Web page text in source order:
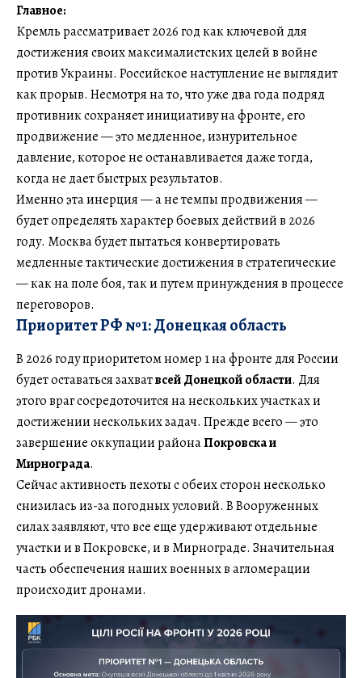
Главное:
Кремль рассматривает 2026 год как ключевой для
достижения своих максималистских целей в войне
против Украины. Российское наступление не выглядит
как прорыв. Несмотря на то, что уже два года подряд
противник сохраняет инициативу на фронте, его
продвижение — это медленное, изнурительное
давление, которое не останавливается даже тогда,
когда не дает быстрых результатов.
Именно эта инерция — а не темпы продвижения —
будет определять характер боевых действий в 2026
году. Москва будет пытаться конвертировать
медленные тактические достижения в стратегические
— как на поле боя, так и путем принуждения в процессе
переговоров.
Приоритет РФ №1: Донецкая область
В 2026 году приоритетом номер 1 на фронте для России
будет оставаться захватвсей Донецкой области. Для
этого враг сосредоточится на нескольких участках и
достижении нескольких задач. Прежде всего — это
завершение оккупации районаПокровска и
Мирнограда.
Сейчас активность пехоты с обеих сторон несколько
снизилась из-за погодных условий. В Вооруженных
силах заявляют, что все еще удерживают отдельные
участки и в Покровске, и в Мирнограде. Значительная
часть обеспечения наших военных в агломерации
происходит дронами.